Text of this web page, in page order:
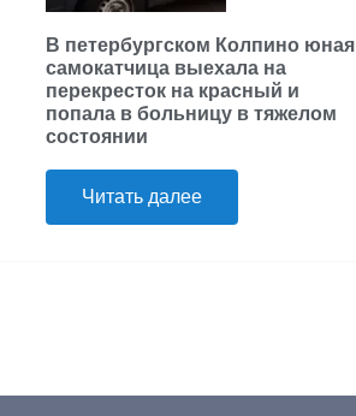
В петербургском Колпино юная
самокатчица выехала на
перекресток на красный и
попала в больницу в тяжелом
состоянии
Читать далее